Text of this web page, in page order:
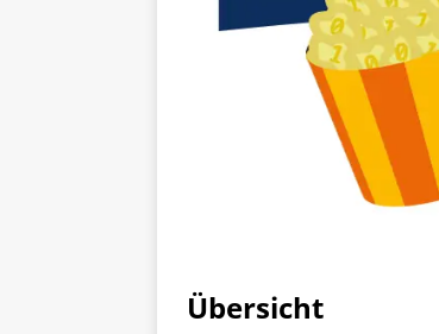
Übersicht